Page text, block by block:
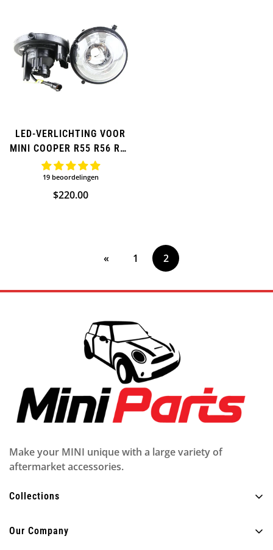
LED-VERLICHTING VOOR
MINI COOPER R55 R56 R57
R58 R59 R60
19 beoordelingen
Normale
$220.00
« 1 2
Make your MINI unique with a large variety of
aftermarket accessories.
Collections
Buitenkant
Our Company